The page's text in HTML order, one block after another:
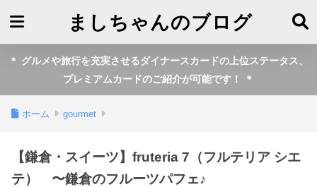
ましちゃんのブログ
＊ グルメや旅行を充実させるダイナースカードの上位ステータス、
プレミアムカードのご紹介が可能です！ ＊
ホーム gourmet
【鎌倉・スイーツ】fruteria 7（フルテリア シエ
テ） 〜鎌倉のフルーツパフェ♪